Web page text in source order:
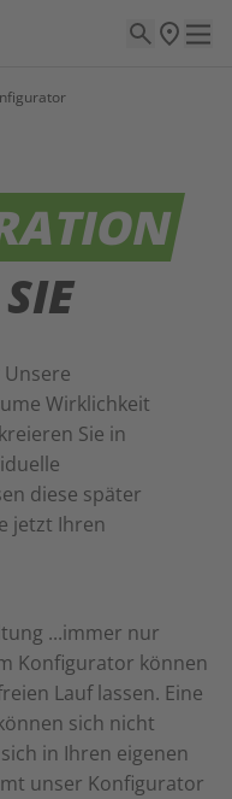
Wirklichkeit
Sie in
diese später
jetzt Ihren
...immer nur
Konfigurator können
Lauf lassen. Eine
sich nicht
in Ihren eigenen
unser Konfigurator